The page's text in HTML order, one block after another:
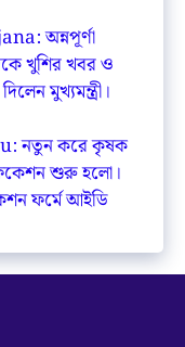
অন্নপূর্ণা
খুশির খবর ও
মুখ্যমন্ত্রী।
নতুন করে কৃষক
শুরু হলো।
ফর্মে আইডি